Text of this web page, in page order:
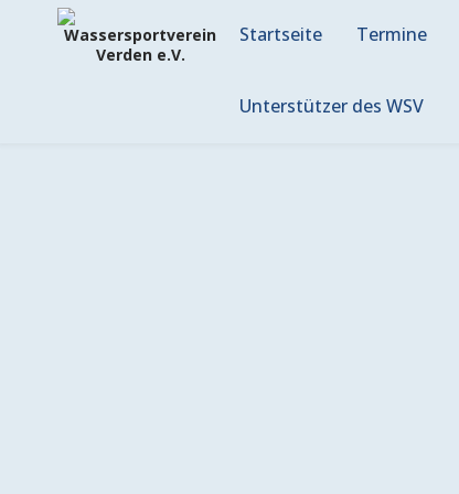
Startseite Termine
Unterstützer des WSV